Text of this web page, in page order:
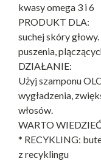
kwasy omega 3 i 6
PRODUKT DLA:
suchej skóry
puszenia,
DZIAŁANIE:
Użyj szamponu
wygładzenia,
włosów.
WARTO
* RECYKLING:
z recyklingu